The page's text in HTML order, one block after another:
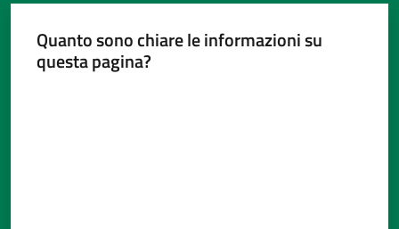
Seguici
Quanto sono chiare le informazioni su
questa pagina?